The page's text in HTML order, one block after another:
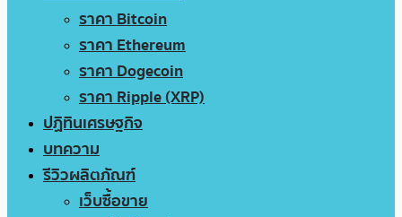
ราคา Bitcoin
ราคา Ethereum
ราคา Dogecoin
ราคา Ripple (XRP)
ปฏิทินเศรษฐกิจ
บทความ
รีวิวผลิตภัณฑ์
เว็บซื้อขาย